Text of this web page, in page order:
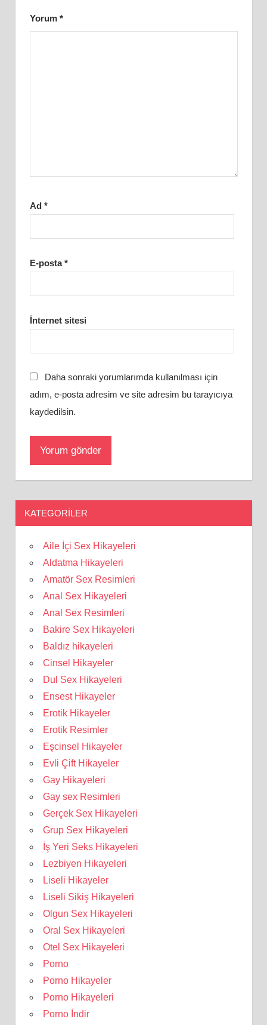
Yorum *
Ad *
E-posta*
İnternet sitesi
Daha sonraki yorumlarımda kullanılması için
adım, e-posta adresim ve site adresim bu tarayıcıya
kaydedilsin.
KATEGORILER
Aile İçi Sex Hikayeleri
Aldatma Hikayeleri
Amatör Sex Resimleri
Anal Sex Hikayeleri
Anal Sex Resimleri
Bakire Sex Hikayeleri
Baldız hikayeleri
Cinsel Hikayeler
Dul Sex Hikayeleri
Ensest Hikayeler
Erotik Hikayeler
Erotik Resimler
Eşcinsel Hikayeler
Evli Çift Hikayeler
Gay Hikayeleri
Gay sex Resimleri
Gerçek Sex Hikayeleri
Grup Sex Hikayeleri
İş Yeri Seks Hikayeleri
Lezbiyen Hikayeleri
Liseli Hikayeler
Liseli Sikiş Hikayeleri
Olgun Sex Hikayeleri
Oral Sex Hikayeleri
Otel Sex Hikayeleri
Porno
Porno Hikayeler
Porno Hikayeleri
Porno İndir